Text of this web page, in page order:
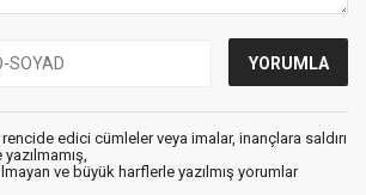
edici cümleler veya imalar, inançlara saldırı
ve büyük harflerle yazılmış yorumlar